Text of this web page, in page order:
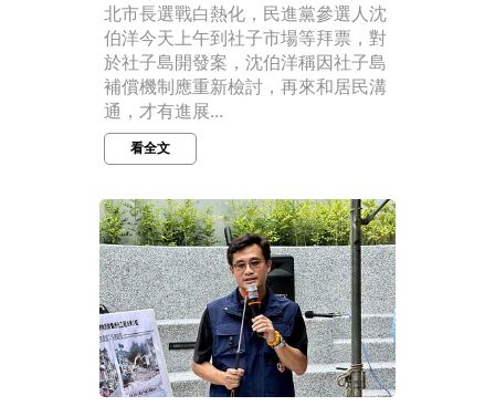
北市長選戰白熱化，民進黨參選人沈
伯洋今天上午到社子市場等拜票，對
於社子島開發案，沈伯洋稱因社子島
補償機制應重新檢討，再來和居民溝
通，才有進展...
看全文